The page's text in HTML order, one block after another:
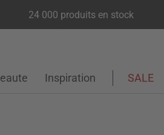
24 000 produits en stock
Inspiration SALE